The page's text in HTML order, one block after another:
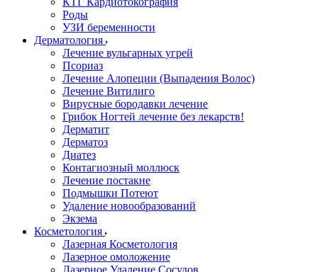
Роды
УЗИ беременности
Дерматология
Лечение вульгарных угрей
Псориаз
Лечение Алопеции (Выпадения Волос)
Лечение Витилиго
Вирусные бородавки лечение
Грибок Ногтей лечение без лекарств!
Дерматит
Дерматоз
Диатез
Контагиозный моллюск
Лечение постакне
Подмышки Потеют
Удаление новообразований
Экзема
Косметология
Лазерная Косметология
Лазерное омоложение
Лазерное Удаление Сосудов